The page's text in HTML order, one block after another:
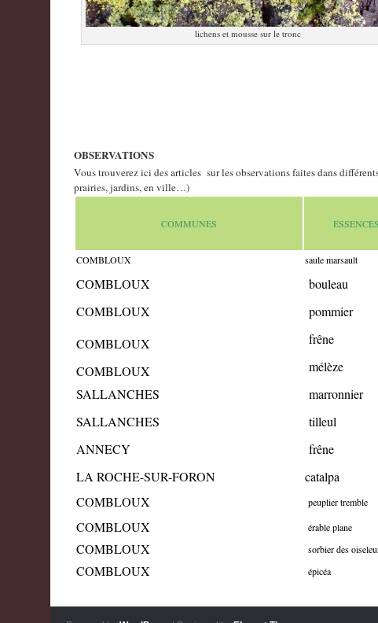
lichens et mousse sur le tronc
OBSERVATIONS
Vous trouverez ici des articles sur les observations faites dans
prairies, jardins, en ville…)
COMMUNES
COMBLOUX saule marsault
COMBLOUX bouleau
COMBLOUX
pommier
COMBLOUX
frêne
COMBLOUX
mélèze
SALLANCHES
marronnier
SALLANCHES
tilleul
ANNECY
frêne
LA ROCHE-SUR-FORON
catalpa
COMBLOUX
peuplier tremble
COMBLOUX
érable plane
COMBLOUX
sorbier des
COMBLOUX
épicéa